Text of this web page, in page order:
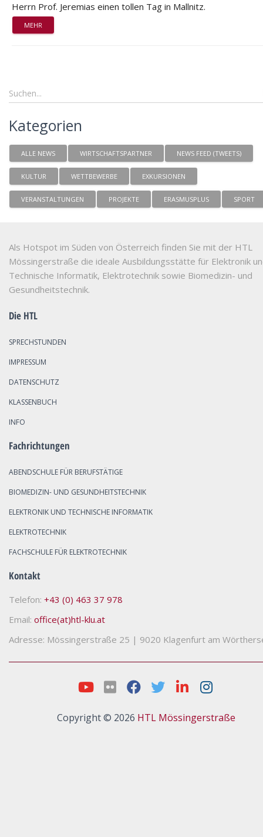
Herrn Prof. Jeremias einen tollen Tag in Mallnitz.
MEHR
Kategorien
ALLE NEWS WIRTSCHAFTSPARTNER NEWS FEED (TWEETS)
KULTUR WETTBEWERBE EXKURSIONEN
VERANSTALTUNGEN PROJEKTE ERASMUSPLUS SPORT
Als Hotspot im Süden von Österreich finden Sie mit der HTL
Mössingerstraße die ideale Ausbildungsstätte für Elektronik
Technische Informatik, Elektrotechnik sowie Biomedizin- und
Gesundheitstechnik.
Die HTL
SPRECHSTUNDEN
IMPRESSUM
DATENSCHUTZ
KLASSENBUCH
INFO
Fachrichtungen
ABENDSCHULE FÜR BERUFSTÄTIGE
BIOMEDIZIN- UND GESUNDHEITSTECHNIK
ELEKTRONIK UND TECHNISCHE INFORMATIK
ELEKTROTECHNIK
FACHSCHULE FÜR ELEKTROTECHNIK
Kontakt
Telefon: +43 (0) 463 37 978
Email: office(at)htl-klu.at
Adresse: Mössingerstraße 25 | 9020 Klagenfurt am
Copyright © 2026 HTL Mössingerstraße